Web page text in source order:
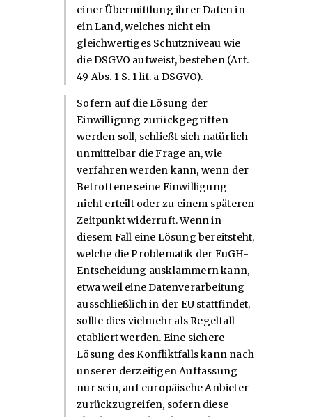
einer Übermittlung ihrer Daten in
ein Land, welches nicht ein
gleichwertiges Schutzniveau wie
die DSGVO aufweist, bestehen (Art.
49 Abs. 1 S. 1 lit. a DSGVO).
Sofern auf die Lösung der
Einwilligung zurückgegriffen
werden soll, schließt sich natürlich
unmittelbar die Frage an, wie
verfahren werden kann, wenn der
Betroffene seine Einwilligung
nicht erteilt oder zu einem späteren
Zeitpunkt widerruft. Wenn in
diesem Fall eine Lösung bereitsteht,
welche die Problematik der EuGH-
Entscheidung ausklammern kann,
etwa weil eine Datenverarbeitung
ausschließlich in der EU stattfindet,
sollte dies vielmehr als Regelfall
etabliert werden. Eine sichere
Lösung des Konfliktfalls kann nach
unserer derzeitigen Auffassung
nur sein, auf europäische Anbieter
zurückzugreifen, sofern diese